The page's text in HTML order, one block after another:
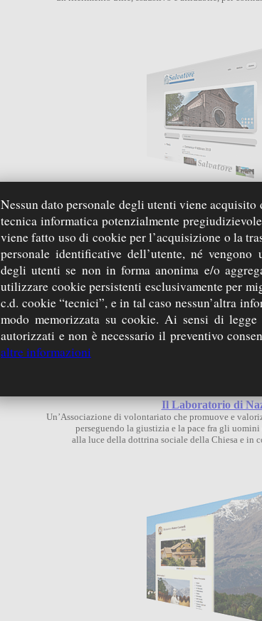
La Basilica di cui si ha memoria fin dal 650, l’Oratorio,
Il Laboratorio di
Un’Associazione di volontariato che promuove e
perseguendo la giustizia e la pace fra gli uomini
alla luce della dottrina sociale della Chiesa e in
Nessun dato personale degli utenti viene
tecnica informatica potenzialmente
viene fatto uso di cookie per l’acquisizione o la
personale identificative dell’utente, né
degli utenti se non in forma anonima e/o
utilizzare cookie persistenti esclusivamente per
c.d. cookie “tecnici”, e in tal caso nessun’altra
modo memorizzata su cookie. Ai sensi di
autorizzati e non è necessario il preventivo
altre informazioni